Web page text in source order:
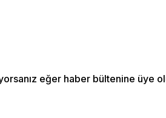
eğer haber bültenine üye